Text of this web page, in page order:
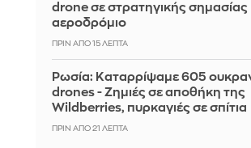
drone σε στρατηγικής σημασίας
αεροδρόμιο
ΠΡΙΝ ΑΠΌ 15 ΛΕΠΤΆ
Ρωσία: Καταρρίψαμε 605
drones - Zημιές σε αποθήκη της
Wildberries, πυρκαγιές σε σπίτια
ΠΡΙΝ ΑΠΌ 21 ΛΕΠΤΆ